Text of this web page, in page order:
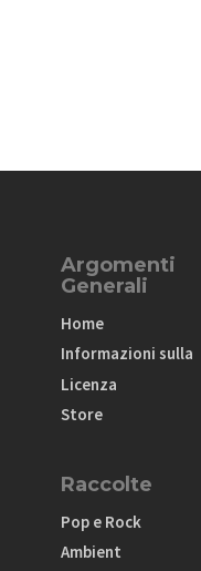
Argomenti
Generali
Home
Informazioni sulla
Licenza
Store
Raccolte
Pop e Rock
Ambient